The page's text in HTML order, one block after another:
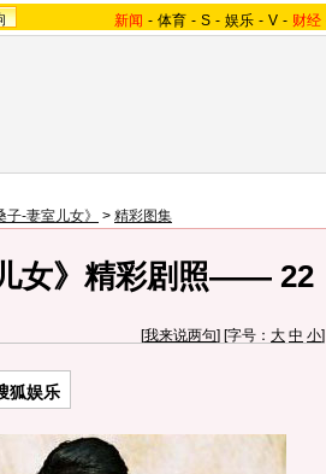
新闻 - 体育 - S - 娱乐 - V - 财经
-妻室儿女》 > 精彩图集
女》精彩剧照—— 22
[我来说两句] [字号： 大 中 小]
狐娱乐